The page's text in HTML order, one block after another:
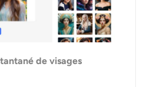
de visages